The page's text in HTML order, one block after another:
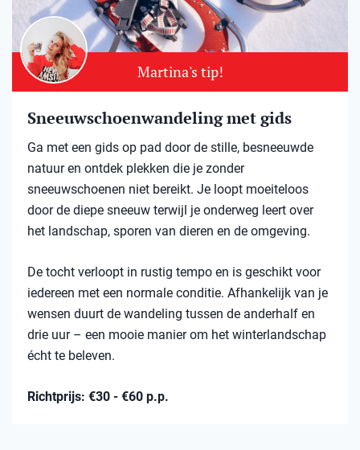
Martina's tip!
Sneeuwschoenwandeling met gids
Ga met een gids op pad door de stille, besneeuwde
natuur en ontdek plekken die je zonder
sneeuwschoenen niet bereikt. Je loopt moeiteloos
door de diepe sneeuw terwijl je onderweg leert over
het landschap, sporen van dieren en de omgeving.
De tocht verloopt in rustig tempo en is geschikt voor
iedereen met een normale conditie. Afhankelijk van je
wensen duurt de wandeling tussen de anderhalf en
drie uur – een mooie manier om het winterlandschap
écht te beleven.
Richtprijs: €30 - €60 p.p.